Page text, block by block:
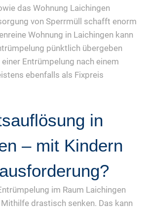
das Wohnung Laichingen
von Sperrmüll schafft enorm
Wohnung in Laichingen kann
pünktlich übergeben
Entrümpelung nach einem
ebenfalls als Fixpreis
in
– mit Kindern
im Raum Laichingen
drastisch senken. Das kann